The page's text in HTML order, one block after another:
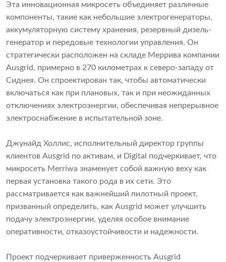
Эта инновационная микросеть объединяет различные
компоненты, такие как небольшие электрогенераторы,
аккумуляторную систему хранения, резервный дизель-
генератор и передовые технологии управления. Он
стратегически расположен на складе Меррива компании
Ausgrid, примерно в 270 километрах к северо-западу от
Сиднея. Он спроектирован так, чтобы автоматически
включаться как при плановых, так и при неожиданных
отключениях электроэнергии, обеспечивая непрерывное
электроснабжение в испытательной зоне.
Джунайд Холлис, исполнительный директор группы
клиентов Ausgrid по активам, и Digital подчеркивает, что
микросеть Merriwa знаменует собой важную веху как
первая установка такого рода в их сети. Это
рассматривается как важнейший пилотный проект,
призванный определить, как Ausgrid может улучшить
подачу электроэнергии, уделяя особое внимание
оперативности, отказоустойчивости и надежности.
Проект подчеркивает приверженность Ausgrid